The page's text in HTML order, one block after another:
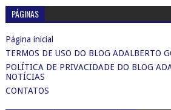
PÁGINAS
Página inicial
TERMOS DE USO DO BLOG ADALBERTO
POLÍTICA DE PRIVACIDADE DO BLOG
NOTÍCIAS
CONTATOS